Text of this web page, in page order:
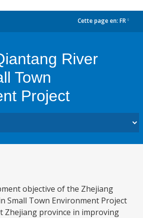
Cette page en: FR
River
Town
Project
objective of the Zhejiang
Small Town Environment Project
Zhejiang province in improving